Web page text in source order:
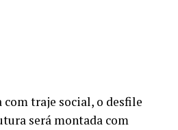
com traje social, o desfile
será montada com